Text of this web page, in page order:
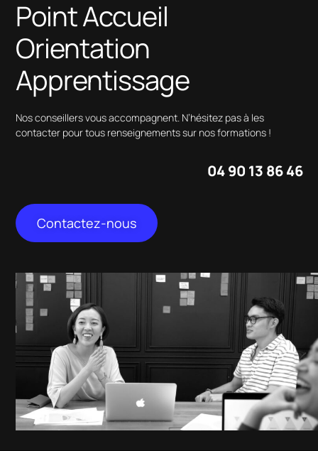
Point Accueil
Orientation
Apprentissage
Nos conseillers vous accompagnent. N’hésitez pas à les
contacter pour tous renseignements sur nos formations !
04 90 13 86 46
Contactez-nous